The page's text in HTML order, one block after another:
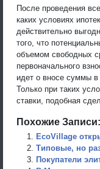
После проведения
каких условиях
действительно
того, что
объемом свободных
первоначального
идет о вносе суммы в
Только при таких
ставки, подобная
Похожие Записи:
EcoVillage
Типовые, но
Покупатели